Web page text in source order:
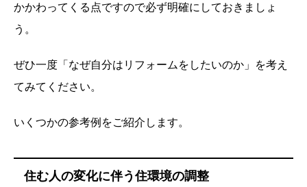
かかわってくる点ですので必ず明確にしておきましょ
う。
ぜひ一度「なぜ自分はリフォームをしたいのか」を考え
てみてください。
いくつかの参考例をご紹介します。
住む人の変化に伴う住環境の調整